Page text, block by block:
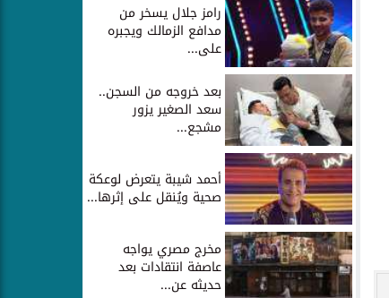
رامز جلال يسخر من
مدافع الزمالك ويجبره
على...
بعد خروجه من السجن..
سعد الصغير يزور
مشجع...
أحمد شيبة يتعرض لوعكة
صحية ويُنقل على إثرها...
مخرج مصري يواجه
عاصفة انتقادات بعد
حديثه عن...